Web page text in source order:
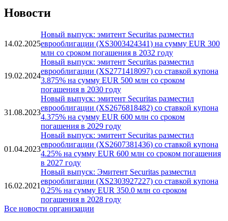
Global
Новости
14.02.2025
Новый выпуск: эмитент Securitas разместил
еврооблигации (XS3003424341) на сумму EUR 300
млн со сроком погашения в 2032 году
19.02.2024
Новый выпуск: эмитент Securitas разместил
еврооблигации (XS2771418097) со ставкой купона
3.875% на сумму EUR 500 млн со сроком
погашения в 2030 году
31.08.2023
Новый выпуск: эмитент Securitas разместил
еврооблигации (XS2676818482) со ставкой купона
4.375% на сумму EUR 600 млн со сроком
погашения в 2029 году
01.04.2023
Новый выпуск: эмитент Securitas разместил
еврооблигации (XS2607381436) со ставкой купона
4.25% на сумму EUR 600 млн со сроком погашения
в 2027 году
Новый выпуск: Эмитент Securitas разместил
еврооблигации (XS2303927227) со ставкой купона